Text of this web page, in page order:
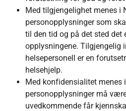
Med tilgjengelighet menes i
personopplysninger som
til den tid og på det sted det
opplysningene. Tilgjengelig
helsepersonell er en
helsehjelp.
Med konfidensialitet menes
personopplysninger må
uvedkommende får